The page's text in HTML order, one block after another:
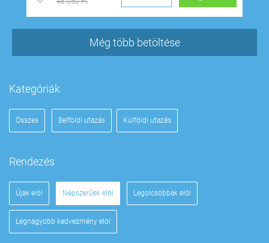
Még több betöltése
Kategóriák
Összes Belföldi utazás Külföldi utazás
Rendezés
Újak elöl Népszerűek elöl Legolcsóbbak elöl
Legnagyobb kedvezmény elöl